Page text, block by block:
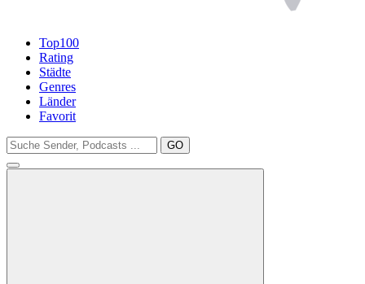
Top100
Rating
Städte
Genres
Länder
Favorit
GO